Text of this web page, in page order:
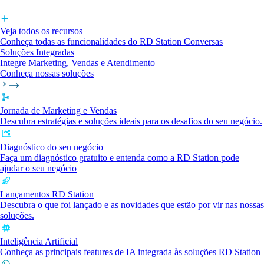
Veja todos os recursos
Conheça todas as funcionalidades do RD Station Conversas
Soluções Integradas
Integre Marketing, Vendas e Atendimento
Conheça nossas soluções
Jornada de Marketing e Vendas
Descubra estratégias e soluções ideais para os desafios do seu negócio.
Diagnóstico do seu negócio
Faça um diagnóstico gratuito e entenda como a RD Station pode
ajudar o seu negócio
Lançamentos RD Station
Descubra o que foi lançado e as novidades que estão por vir nas nossas
soluções.
Inteligência Artificial
Conheça as principais features de IA integrada às soluções RD Station